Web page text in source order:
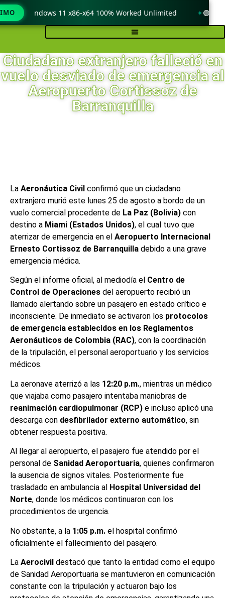
Ciudadano extranjero falleció en
vuelo desviado de emergencia al
Aeropuerto Cortissoz de
Barranquilla
La Aeronáutica Civil confirmó que un ciudadano
extranjero murió este lunes 25 de agosto a bordo de un
vuelo comercial procedente de La Paz (Bolivia) con
destino a Miami (Estados Unidos), el cual tuvo que
aterrizar de emergencia en el Aeropuerto Internacional
Ernesto Cortissoz de Barranquilla debido a una grave
emergencia médica.
Según el informe oficial, al mediodía el Centro de
Control de Operaciones del aeropuerto recibió un
llamado alertando sobre un pasajero en estado crítico e
inconsciente. De inmediato se activaron los protocolos
de emergencia establecidos en los Reglamentos
Aeronáuticos de Colombia (RAC), con la coordinación
de la tripulación, el personal aeroportuario y los servicios
médicos.
La aeronave aterrizó a las 12:20 p.m., mientras un médico
que viajaba como pasajero intentaba maniobras de
reanimación cardiopulmonar (RCP) e incluso aplicó una
descarga con desfibrilador externo automático, sin
obtener respuesta positiva.
Al llegar al aeropuerto, el pasajero fue atendido por el
personal de Sanidad Aeroportuaria, quienes confirmaron
la ausencia de signos vitales. Posteriormente fue
trasladado en ambulancia al Hospital Universidad del
Norte, donde los médicos continuaron con los
procedimientos de urgencia.
No obstante, a la 1:05 p.m. el hospital confirmó
oficialmente el fallecimiento del pasajero.
La Aerocivil destacó que tanto la entidad como el equipo
de Sanidad Aeroportuaria se mantuvieron en comunicación
constante con la tripulación y actuaron bajo los
only Windows 11 x86-x64 100% Worked Unlimited 🟢